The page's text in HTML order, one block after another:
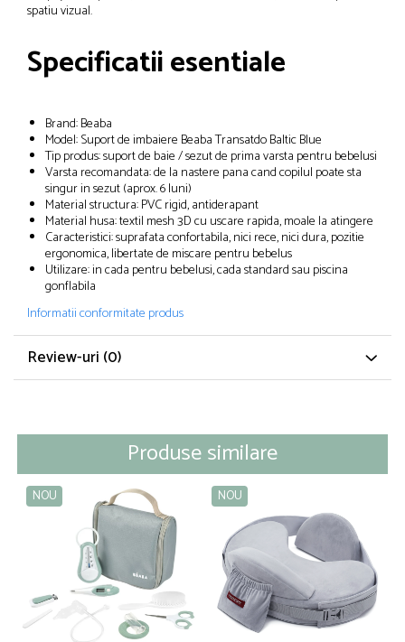
spatiu vizual.
Specificatii esentiale
Brand: Beaba
Model: Suport de imbaiere Beaba Transatdo Baltic Blue
Tip produs: suport de baie / sezut de prima varsta pentru bebelusi
Varsta recomandata: de la nastere pana cand copilul poate sta
singur in sezut (aprox. 6 luni)
Material structura: PVC rigid, antiderapant
Material husa: textil mesh 3D cu uscare rapida, moale la atingere
Caracteristici: suprafata confortabila, nici rece, nici dura, pozitie
ergonomica, libertate de miscare pentru bebelus
Utilizare: in cada pentru bebelusi, cada standard sau piscina
gonflabila
Informatii conformitate produs
Review-uri (0)
Produse similare
NOU NOU